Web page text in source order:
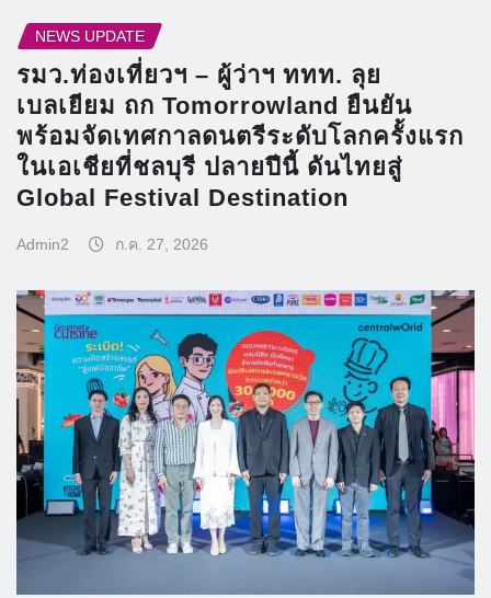
NEWS UPDATE
รมว.ท่องเที่ยวฯ – ผู้ว่าฯ ททท. ลุย
เบลเยียม ถก Tomorrowland ยืนยัน
พร้อมจัดเทศกาลดนตรีระดับโลกครั้งแรก
ในเอเชียที่ชลบุรี ปลายปีนี้ ดันไทยสู่
Global Festival Destination
Admin2 ก.ค. 27, 2026